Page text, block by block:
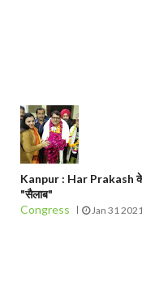
Kanpur : Har Prakash के
"सैलाब"
Congress
Jan 31